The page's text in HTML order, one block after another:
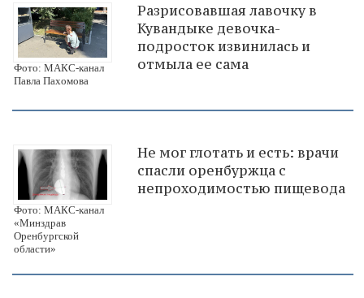
Фото: МАКС-канал
Павла Пахомова
Разрисовавшая лавочку в
Кувандыке девочка-
подросток извинилась и
отмыла ее сама
Фото: МАКС-канал
«Минздрав
Оренбургской
области»
Не мог глотать и есть: врачи
спасли оренбуржца с
непроходимостью пищевода